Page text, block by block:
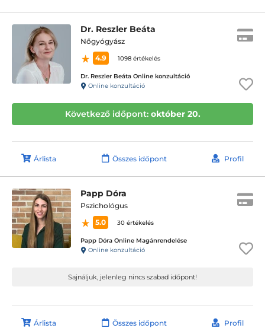
Dr. Reszler Beáta
Nőgyógyász
4.9
1098 értékelés
Dr. Reszler Beáta Online konzultáció
Online konzultáció
Következő időpont: október 20.
Árlista Összes időpont Profil
Papp Dóra
Pszichológus
5.0
30 értékelés
Papp Dóra Online Magánrendelése
Online konzultáció
Sajnáljuk, jelenleg nincs szabad időpont!
Árlista Összes időpont Profil